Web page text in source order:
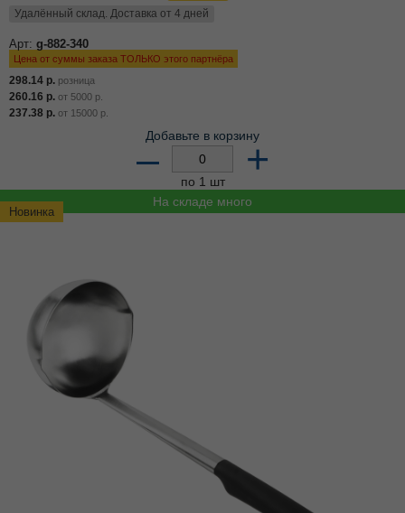
Новинка
Удалённый склад. Доставка от 4 дней
Арт: g-882-340
Цена от суммы заказа ТОЛЬКО этого партнёра
298.14 р. розница
260.16 р. от 5000 р.
237.38 р. от 15000 р.
Добавьте в корзину
– +
по 1 шт
На складе много